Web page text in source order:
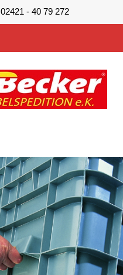
02421 - 40 79 272